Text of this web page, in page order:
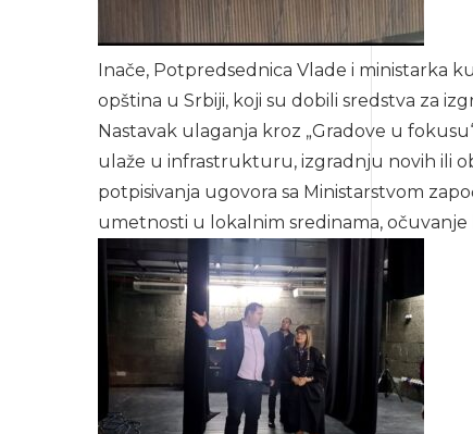
Inače, Potpredsednica Vlade i ministarka
opština u Srbiji, koji su dobili sredstva za
Nastavak ulaganja kroz „Gradove u
ulaže u infrastrukturu, izgradnju novih ili
potpisivanja ugovora sa Ministarstvom
umetnosti u lokalnim sredinama,